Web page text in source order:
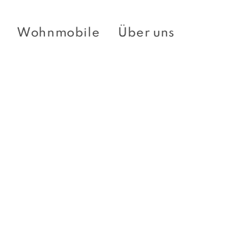
Wohnmobile Über uns